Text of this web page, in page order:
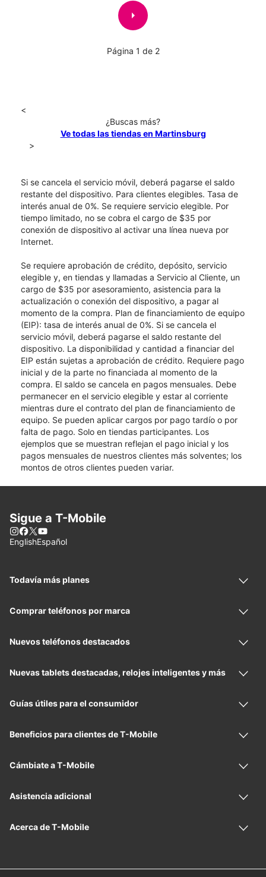
arrow_right
Página 1 de 2
<
¿Buscas más?
Ve todas las tiendas en Martinsburg
>
Si se cancela el servicio móvil, deberá pagarse el saldo
restante del dispositivo. Para clientes elegibles. Tasa de
interés anual de 0%. Se requiere servicio elegible. Por
tiempo limitado, no se cobra el cargo de $35 por
conexión de dispositivo al activar una línea nueva por
Internet.
Se requiere aprobación de crédito, depósito, servicio
elegible y, en tiendas y llamadas a Servicio al Cliente, un
cargo de $35 por asesoramiento, asistencia para la
actualización o conexión del dispositivo, a pagar al
momento de la compra. Plan de financiamiento de equipo
(EIP): tasa de interés anual de 0%. Si se cancela el
servicio móvil, deberá pagarse el saldo restante del
dispositivo. La disponibilidad y cantidad a financiar del
EIP están sujetas a aprobación de crédito. Requiere pago
inicial y de la parte no financiada al momento de la
compra. El saldo se cancela en pagos mensuales. Debe
permanecer en el servicio elegible y estar al corriente
mientras dure el contrato del plan de financiamiento de
equipo. Se pueden aplicar cargos por pago tardío o por
falta de pago. Solo en tiendas participantes. Los
ejemplos que se muestran reflejan el pago inicial y los
pagos mensuales de nuestros clientes más solventes; los
montos de otros clientes pueden variar.